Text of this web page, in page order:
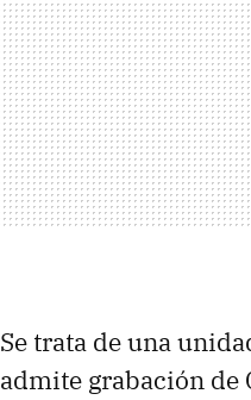
Se trata de una
admite grabación de